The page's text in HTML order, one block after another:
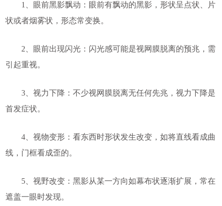
1、眼前黑影飘动：眼前有飘动的黑影，形状呈点状、片
状或者烟雾状，形态常变换。
2、眼前出现闪光：闪光感可能是视网膜脱离的预兆，需
引起重视。
3、视力下降：不少视网膜脱离无任何先兆，视力下降是
首发症状。
4、视物变形：看东西时形状发生改变，如将直线看成曲
线，门框看成歪的。
5、视野改变：黑影从某一方向如幕布状逐渐扩展，常在
遮盖一眼时发现。